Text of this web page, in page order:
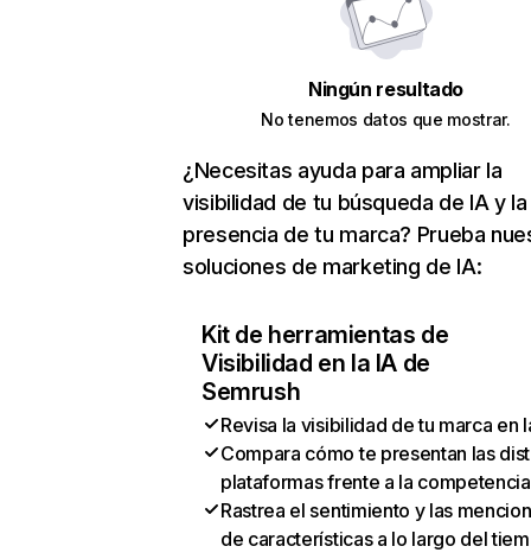
Ningún resultado
No tenemos datos que mostrar.
¿Necesitas ayuda para ampliar la
visibilidad de tu búsqueda de IA y la
presencia de tu marca? Prueba
soluciones de marketing de IA:
Kit de herramientas de
Visibilidad en la IA de
Semrush
Revisa la visibilidad de tu marca en
Compara cómo te presentan las
plataformas frente a la competencia
Rastrea el sentimiento y las
de características a lo largo del